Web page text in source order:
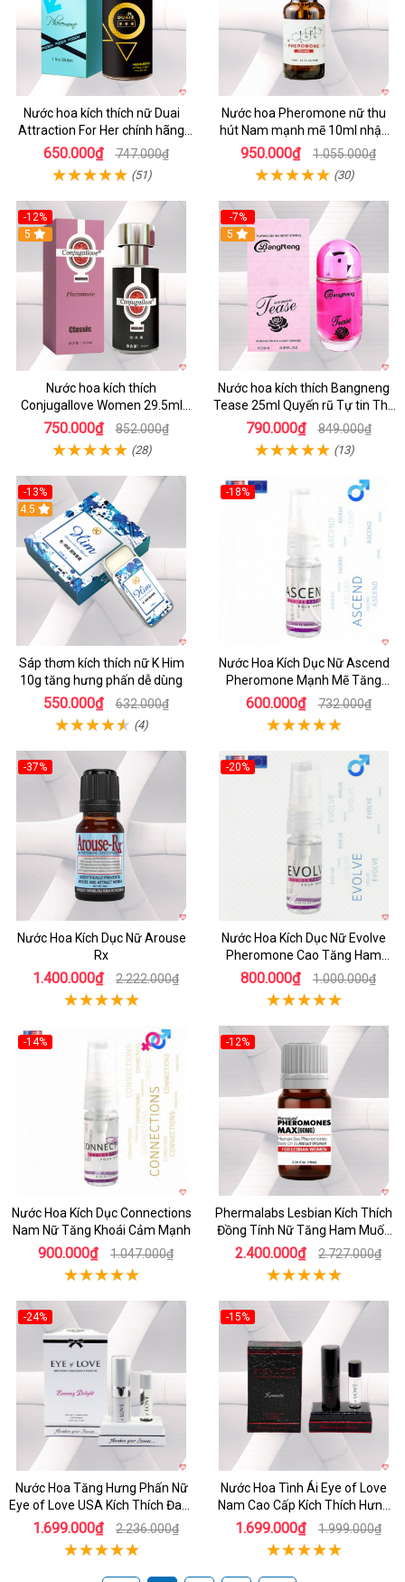
Nước hoa kích thích nữ Duai
Attraction For Her chính hãng
30ml giá tốt
650.000₫ 747.000₫
(51)
Nước hoa Pheromone nữ thu
hút Nam mạnh mẽ 10ml nhập
khẩu
950.000₫ 1.055.000₫
(30)
-12%
5
Nước hoa kích thích
Conjugallove Women 29.5ml
tăng ham muốn phấn khích
750.000₫ 852.000₫
(28)
-7%
5
Nước hoa kích thích Bangneng
Tease 25ml Quyến rũ Tự tin Thu
hút
790.000₫ 849.000₫
(13)
-13%
Hot
4.5
Sáp thơm kích thích nữ K Him
10g tăng hưng phấn dễ dùng
550.000₫ 632.000₫
(4)
-18%
Nước Hoa Kích Dục Nữ Ascend
Pheromone Mạnh Mẽ Tăng
Ham Muốn
600.000₫ 732.000₫
-37%
Nước Hoa Kích Dục Nữ Arouse
Rx
1.400.000₫ 2.222.000₫
-20%
Nước Hoa Kích Dục Nữ Evolve
Pheromone Cao Tăng Ham
Muốn Nhanh
800.000₫ 1.000.000₫
-14%
Nước Hoa Kích Dục Connections
Nam Nữ Tăng Khoái Cảm Mạnh
900.000₫ 1.047.000₫
-12%
Phermalabs Lesbian Kích Thích
Đồng Tính Nữ Tăng Ham Muốn
Mạnh Mẽ
2.400.000₫ 2.727.000₫
-24%
Nước Hoa Tăng Hưng Phấn Nữ
Eye of Love USA Kích Thích Đam
Mê Mùi Hương Quyến Rũ
1.699.000₫ 2.236.000₫
-15%
Nước Hoa Tình Ái Eye of Love
Nam Cao Cấp Kích Thích Hưng
Phấn
1.699.000₫ 1.999.000₫